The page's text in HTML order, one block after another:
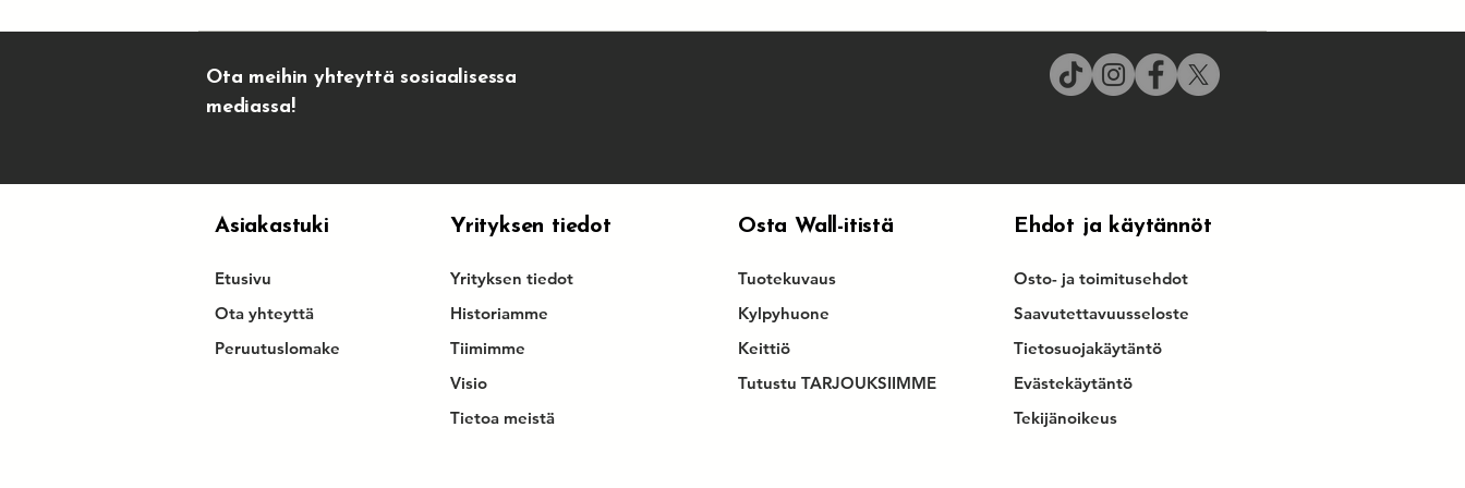
Ota meihin yhteyttä sosiaalisessa
mediassa!
Asiakastuki
Etusivu
Ota yhteyttä
Peruutuslomake
Yrityksen tiedot
Yrityksen tiedot
Historiamme
Tiimimme
Visio
Tietoa meistä
Osta Wall-itistä
Tuotekuvaus
Kylpyhuone
Keittiö
Tutustu TARJOUKSIIMME
Ehdot ja käytännöt
Osto- ja toimitusehdot
Saavutettavuusseloste
Tietosuojakäytäntö
Evästekäytäntö
Tekijänoikeus